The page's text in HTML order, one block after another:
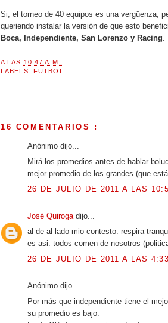
Si, el torneo de 40 equipos es una vergüenza,
queriendo instalar la versión de que esto
Boca, Independiente, San Lorenzo y Racing.
A LAS 10:47 A.M.
LABELS: FUTBOL
16 COMENTARIOS :
Anónimo dijo...
Mirá los promedios antes de hablar
mejor promedio de los grandes (que
26 DE JULIO DE 2011 A LAS
José Quiroga dijo...
al de al lado mio contesto: respira
es asi. todos comen de nosotros
26 DE JULIO DE 2011 A LAS 4:33
Anónimo dijo...
Por más que independiente tiene el
su promedio es bajo.